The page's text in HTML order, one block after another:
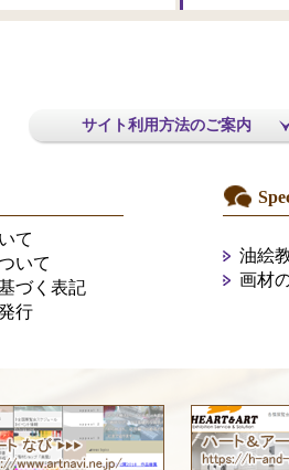
サイト利用方法のご案内
て
いて
づく表記
行
油絵
画材